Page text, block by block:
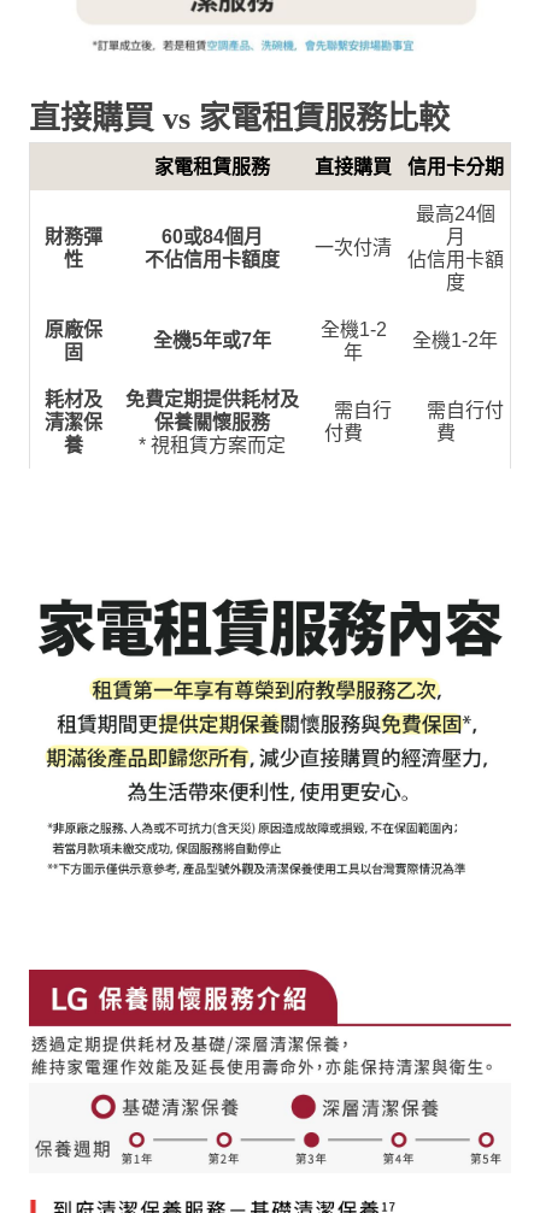
直接購買 vs 家電租賃服務比較
家電租賃服務 直接購買 信用卡分期
財務彈
性
60或84個月
不佔信用卡額度
一次付清
最高24個
月
佔信用卡額
度
原廠保
固
全機5年或7年
全機1-2
年
全機1-2年
耗材及
清潔保
養
免費定期提供耗材及
保養關懷服務
* 視租賃方案而定
需自行
付費
需自行付
費